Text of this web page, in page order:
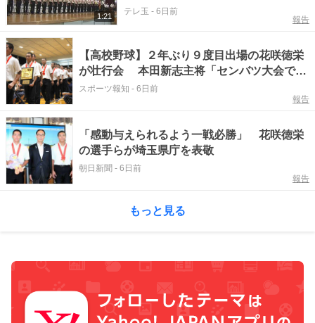
1:21 テレ玉 - 6日前
報告
【高校野球】２年ぶり９度目出場の花咲徳栄
が壮行会 本田新志主将「センバツ大会での
悔しい思いを晴らしに、夏の甲子園大会では
スポーツ報知 - 6日前
報告
「感動与えられるよう一戦必勝」 花咲徳栄
の選手らが埼玉県庁を表敬
朝日新聞 - 6日前
報告
もっと見る